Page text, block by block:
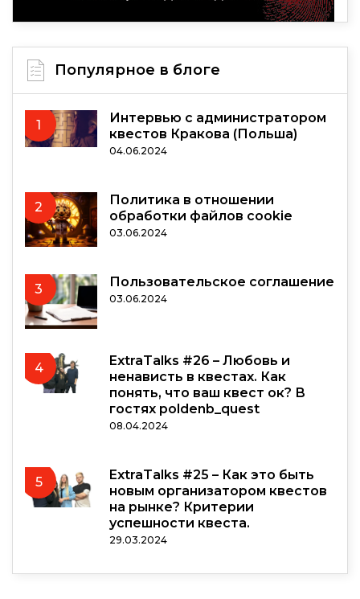
Популярное в блоге
1
Интервью с администратором
квестов Кракова (Польша)
04.06.2024
2
Политика в отношении
обработки файлов cookie
03.06.2024
3 Пользовательское соглашение
03.06.2024
4
ExtraTalks #26 – Любовь и
ненависть в квестах. Как
понять, что ваш квест ок? В
гостях poldenb_quest
08.04.2024
5
ExtraTalks #25 – Как это быть
новым организатором квестов
на рынке? Критерии
успешности квеста.
29.03.2024